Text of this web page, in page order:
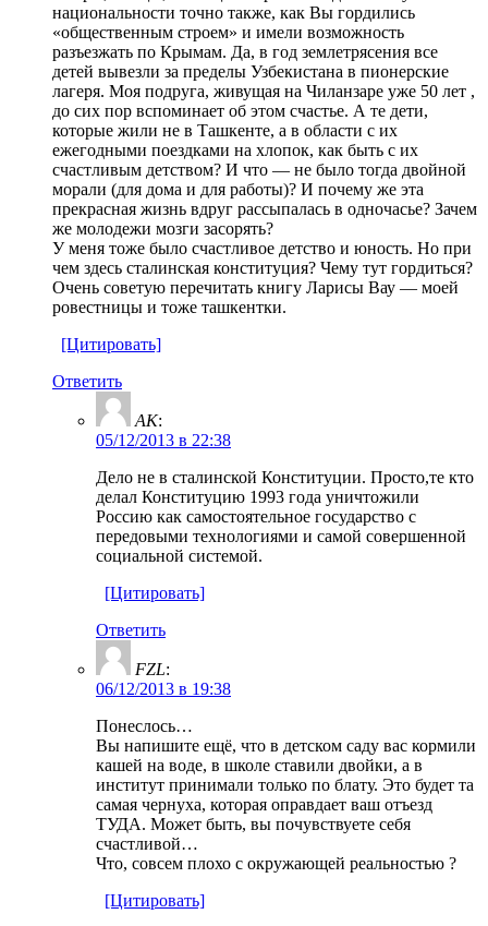
национальности точно также, как Вы гордились
«общественным строем» и имели возможность
разъезжать по Крымам. Да, в год землетрясения все
детей вывезли за пределы Узбекистана в пионерские
лагеря. Моя подруга, живущая на Чиланзаре уже 50 лет ,
до сих пор вспоминает об этом счастье. А те дети,
которые жили не в Ташкенте, а в области с их
ежегодными поездками на хлопок, как быть с их
счастливым детством? И что — не было тогда двойной
морали (для дома и для работы)? И почему же эта
прекрасная жизнь вдруг рассыпалась в одночасье? Зачем
же молодежи мозги засорять?
У меня тоже было счастливое детство и юность. Но при
чем здесь сталинская конституция? Чему тут гордиться?
Очень советую перечитать книгу Ларисы Вау — моей
ровестницы и тоже ташкентки.
[Цитировать]
Ответить
AK:
05/12/2013 в 22:38
Дело не в сталинской Конституции. Просто,те кто
делал Конституцию 1993 года уничтожили
Россию как самостоятельное государство с
передовыми технологиями и самой совершенной
социальной системой.
[Цитировать]
Ответить
FZL:
06/12/2013 в 19:38
Понеслось…
Вы напишите ещё, что в детском саду вас кормили
кашей на воде, в школе ставили двойки, а в
институт принимали только по блату. Это будет та
самая чернуха, которая оправдает ваш отъезд
ТУДА. Может быть, вы почувствуете себя
счастливой…
Что, совсем плохо с окружающей реальностью ?
[Цитировать]